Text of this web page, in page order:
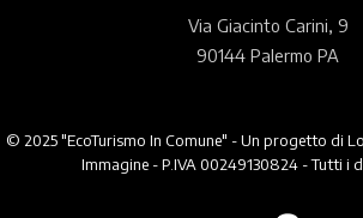
Via Giacinto Carini, 9
90144 Palermo PA
© 2025 "EcoTurismo In Comune" - Un progetto di
Immagine - P.IVA 00249130824 - Tutti i